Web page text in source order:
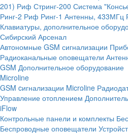
201) Риф Стринг-200 Система
Ринг-2 Риф Ринг-1 Антенны, 433МГц
Клавиатуры, дополнительное
Сибирский Арсенал
Автономные GSM сигнализации
Радиоканальные оповещатели
GSM Дополнительное оборудование
Microline
GSM cигнализации Microline
Управление отоплением
iFlow
Контрольные панели и комплекты
Беспроводные оповещатели